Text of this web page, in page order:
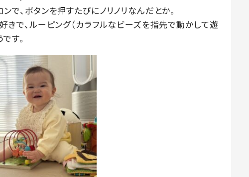
で、ボタンを押すたびにノリノリなんだとか。
きで、ルーピング（カラフルなビーズを指先で動かして遊
す。